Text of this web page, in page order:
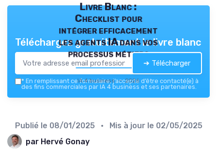
Livre Blanc :
Checklist pour
intégrer efficacement
les agents IA dans vos
processus métiers
IA 4 business — 2026
Téléchargez gratuitement le livre blanc
➔ Télécharger
* En remplissant ce formulaire, j’accepte d’être contacté(e) à
des fins commerciales par IA 4 business et ses partenaires.
Publié le 08/01/2025 • Mis à jour le 02/05/2025
par Hervé Gonay